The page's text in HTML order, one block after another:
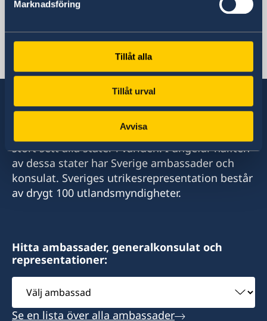
Marknadsföring
Tillåt alla
Tillåt urval
Avvisa
Svenska konsulat
Sverige har diplomatiska förbindelser med i
stort sett alla stater i världen. I ungefär hälften
av dessa stater har Sverige ambassader och
konsulat. Sveriges utrikesrepresentation består
av drygt 100 utlandsmyndigheter.
Hitta ambassader, generalkonsulat och
representationer:
Välj
ambassad
Se en lista över alla ambassader